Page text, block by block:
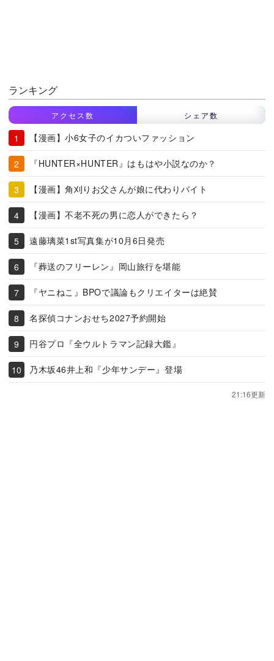
ランキング
アクセス数 シェア数
【漫画】小6女子のイカついファッション
『HUNTER×HUNTER』はもはや小説なのか？
【漫画】角刈りお父さんが娘に代わりバイト
【漫画】不老不死の男に恋人ができたら？
遠藤璃菜1st写真集が10月6日発売
『葬送のフリーレン』岡山旅行を堪能
『ヤニねこ』BPOで議論もクリエイターは絶賛
名探偵コナンおせち2027予約開始
円谷プロ『全ウルトラマン記録大鑑』
乃木坂46井上和『少年サンデー』登場
21:16更新